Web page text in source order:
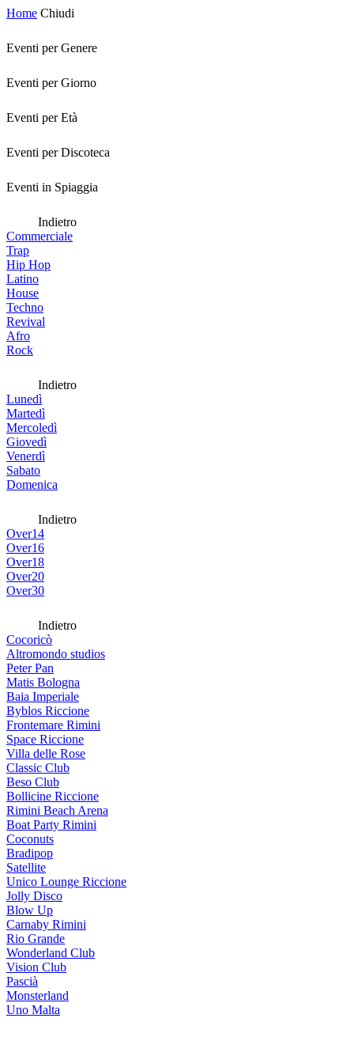
Home Chiudi
Eventi per Genere
Eventi per Giorno
Eventi per Età
Eventi per Discoteca
Eventi in Spiaggia
Indietro
Commerciale
Trap
Hip Hop
Latino
House
Techno
Revival
Afro
Rock
Indietro
Lunedì
Martedì
Mercoledì
Giovedì
Venerdì
Sabato
Domenica
Indietro
Over14
Over16
Over18
Over20
Over30
Indietro
Cocoricò
Altromondo studios
Peter Pan
Matis Bologna
Baia Imperiale
Byblos Riccione
Frontemare Rimini
Space Riccione
Villa delle Rose
Classic Club
Beso Club
Bollicine Riccione
Rimini Beach Arena
Boat Party Rimini
Coconuts
Bradipop
Satellite
Unico Lounge Riccione
Jolly Disco
Blow Up
Carnaby Rimini
Rio Grande
Wonderland Club
Vision Club
Pascià
Monsterland
Uno Malta